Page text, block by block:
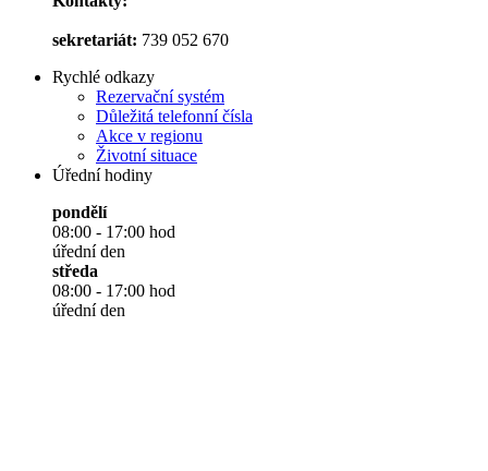
sekretariát: 739 052 670
Rychlé odkazy
Rezervační systém
Důležitá telefonní čísla
Akce v regionu
Životní situace
Úřední hodiny
pondělí
08:00 - 17:00 hod
úřední den
středa
08:00 - 17:00 hod
úřední den